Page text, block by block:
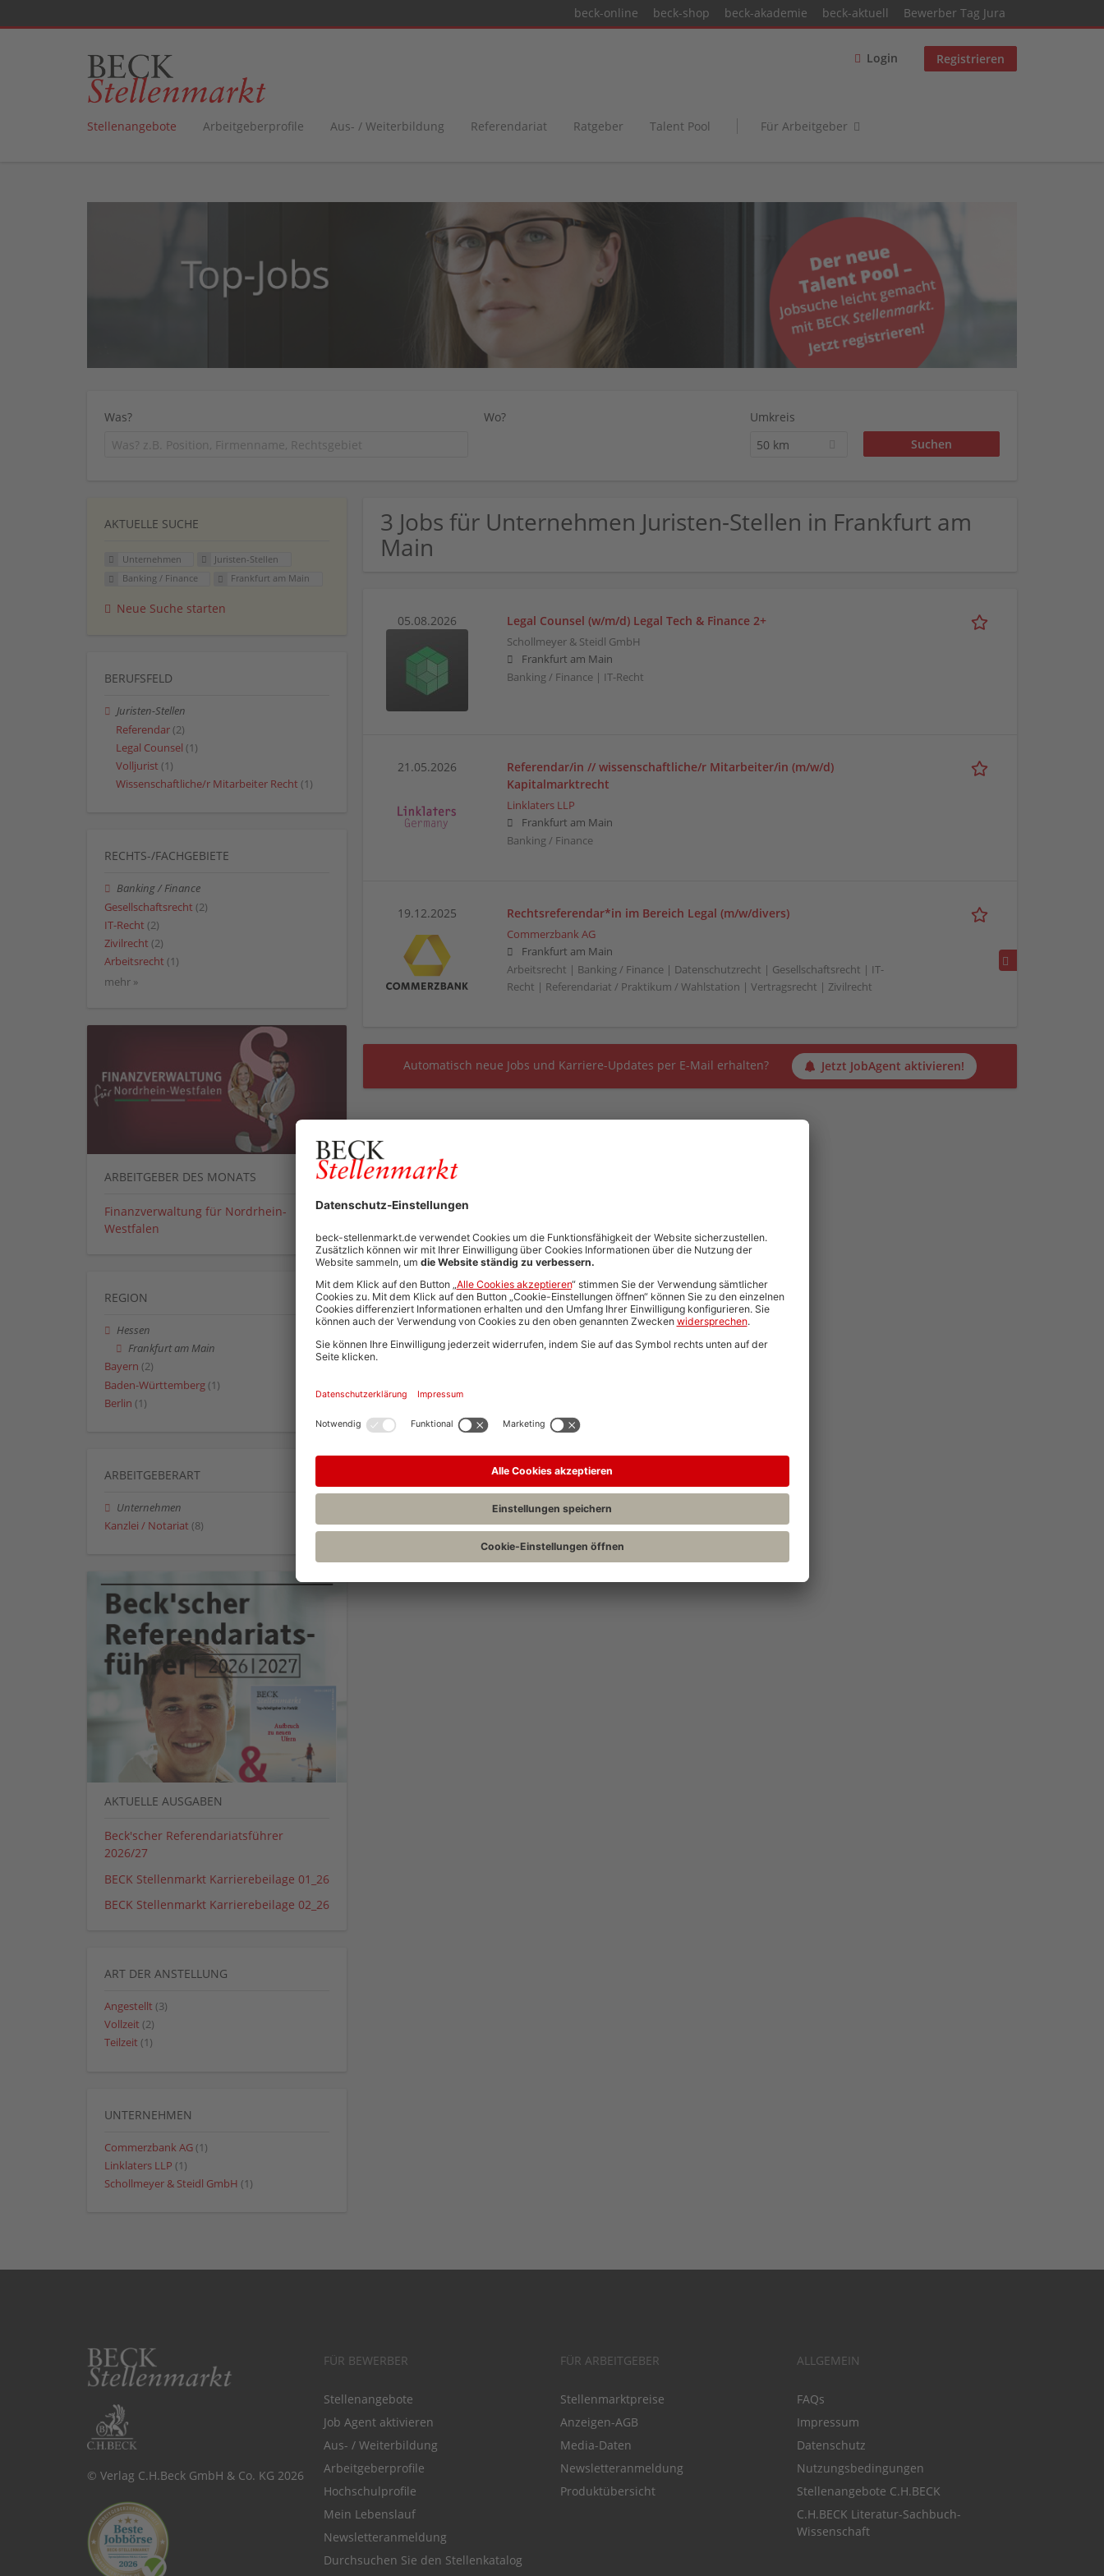
beck-online beck-shop beck-akademie beck-aktuell Bewerber Tag Jura
Login Registrieren
Stellenangebote Arbeitgeberprofile Aus- / Weiterbildung Referendariat Ratgeber Talent Pool Für Arbeitgeber
Was? Wo?
Umkreis
50 km
3 Jobs für Unternehmen Juristen-Stellen in Frankfurt am
Main
05.08.2026 Legal Counsel (w/m/d) Legal Tech & Finance 2+
Schollmeyer & Steidl GmbH
Frankfurt am Main
Banking / Finance | IT-Recht
21.05.2026
Referendar/in // wissenschaftliche/r Mitarbeiter/in (m/w/d)
Kapitalmarktrecht
Linklaters LLP
Frankfurt am Main
Banking / Finance
19.12.2025 Rechtsreferendar*in im Bereich Legal (m/w/divers)
Commerzbank AG
Frankfurt am Main
Arbeitsrecht | Banking / Finance | Datenschutzrecht | Gesellschaftsrecht | IT-
Recht | Referendariat / Praktikum / Wahlstation | Vertragsrecht | Zivilrecht
Automatisch neue Jobs und Karriere-Updates per E-Mail erhalten? Jetzt JobAgent aktivieren!
AKTUELLE SUCHE
Unternehmen
Juristen-Stellen
Banking / Finance
Frankfurt am Main
Neue Suche starten
BERUFSFELD
Juristen-Stellen
Referendar (2)
Legal Counsel (1)
Volljurist (1)
Wissenschaftliche/r Mitarbeiter Recht (1)
RECHTS-/FACHGEBIETE
Banking / Finance
Gesellschaftsrecht (2)
IT-Recht (2)
Zivilrecht (2)
Arbeitsrecht (1)
mehr »
ARBEITGEBER DES MONATS
Finanzverwaltung für Nordrhein-
Westfalen
REGION
Hessen
Frankfurt am Main
Bayern (2)
Baden-Württemberg (1)
Berlin (1)
ARBEITGEBERART
Unternehmen
Kanzlei / Notariat (8)
AKTUELLE AUSGABEN
Beck'scher Referendariatsführer
2026/27
BECK Stellenmarkt Karrierebeilage 01_26
BECK Stellenmarkt Karrierebeilage 02_26
ART DER ANSTELLUNG
Angestellt (3)
Vollzeit (2)
Teilzeit (1)
UNTERNEHMEN
Commerzbank AG (1)
Linklaters LLP (1)
Schollmeyer & Steidl GmbH (1)
© Verlag C.H.Beck GmbH & Co. KG 2026
FÜR BEWERBER
Stellenangebote
Job Agent aktivieren
Aus- / Weiterbildung
Arbeitgeberprofile
Hochschulprofile
Mein Lebenslauf
Newsletteranmeldung
Durchsuchen Sie den Stellenkatalog
FÜR ARBEITGEBER
Stellenmarktpreise
Anzeigen-AGB
Media-Daten
Newsletteranmeldung
Produktübersicht
ALLGEMEIN
FAQs
Impressum
Datenschutz
Nutzungsbedingungen
Stellenangebote C.H.BECK
C.H.BECK Literatur-Sachbuch-
Wissenschaft